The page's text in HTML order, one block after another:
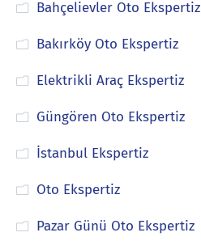
Bahçelievler Oto Ekspertiz
Bakırköy Oto Ekspertiz
Elektrikli Araç Ekspertiz
Güngören Oto Ekspertiz
İstanbul Ekspertiz
Oto Ekspertiz
Pazar Günü Oto Ekspertiz